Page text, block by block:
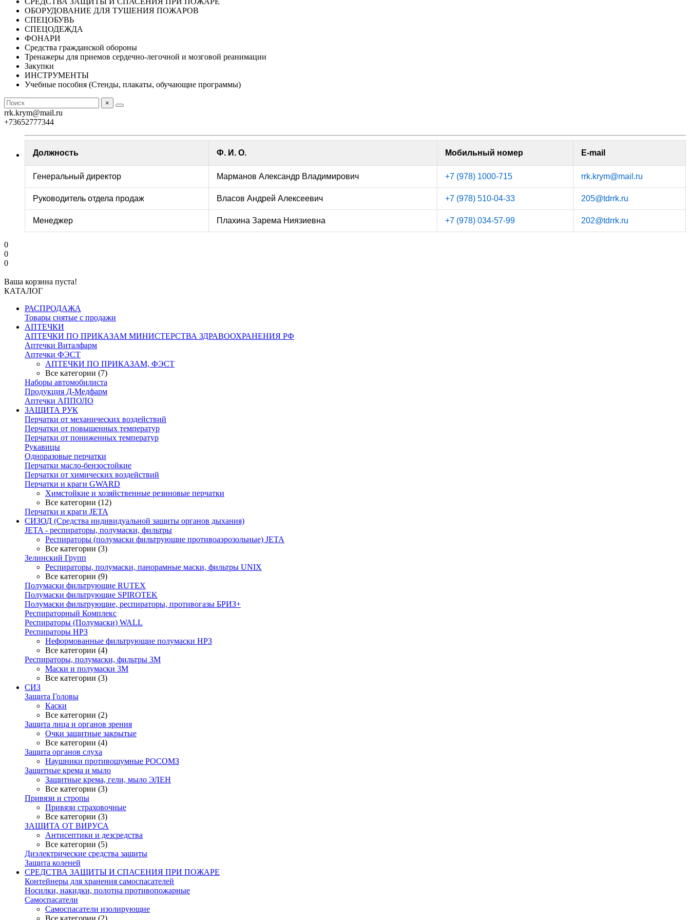
ОБОРУДОВАНИЕ ДЛЯ ТУШЕНИЯ ПОЖАРОВ
СПЕЦОБУВЬ
СПЕЦОДЕЖДА
ФОНАРИ
Средства гражданской обороны
Тренажеры для приемов сердечно-легочной и мозговой реанимации
Закупки
ИНСТРУМЕНТЫ
Учебные пособия (Стенды, плакаты, обучающие программы)
×
rrk.krym@mail.ru
+73652777344
Должность Ф. И. О. Мобильный номер E‑mail
Генеральный директор Марманов Александр Владимирович +7 (978) 1000-715 rrk.krym@mail.ru
Руководитель отдела продаж Власов Андрей Алексеевич +7 (978) 510-04-33 205@tdrrk.ru
Менеджер Плахина Зарема Ниязиевна +7 (978) 034-57-99 202@tdrrk.ru
0
0
0
Ваша корзина пуста!
КАТАЛОГ
РАСПРОДАЖА
Товары снятые с продажи
АПТЕЧКИ
АПТЕЧКИ ПО ПРИКАЗАМ МИНИСТЕРСТВА ЗДРАВООХРАНЕНИЯ РФ
Аптечки Виталфарм
Аптечки ФЭСТ
АПТЕЧКИ ПО ПРИКАЗАМ, ФЭСТ
Все категории (7)
Наборы автомобилиста
Продукция Д-Медфарм
Аптечки АППОЛО
ЗАЩИТА РУК
Перчатки от механических воздействий
Перчатки от повышенных температур
Перчатки от пониженных температур
Рукавицы
Одноразовые перчатки
Перчатки масло-бензостойкие
Перчатки от химических воздействий
Перчатки и краги GWARD
Химстойкие и хозяйственные резиновые перчатки
Все категории (12)
Перчатки и краги JETA
СИЗОД (Средства индивидуальной защиты органов дыхания)
JETA - респираторы, полумаски, фильтры
Респираторы (полумаски фильтрующие противоаэрозольные) JETA
Все категории (3)
Зелинский Групп
Респираторы, полумаски, панорамные маски, фильтры UNIX
Все категории (9)
Полумаски фильтрующие RUTEX
Полумаски фильтрующие SPIROTEK
Полумаски фильтрующие, респираторы, противогазы БРИЗ+
Респираторный Комплекс
Респираторы (Полумаски) WALL
Респираторы НРЗ
Неформованные фильтрующие полумаски НРЗ
Все категории (4)
Респираторы, полумаски, фильтры 3М
Маски и полумаски 3М
Все категории (3)
СИЗ
Защита Головы
Каски
Все категории (2)
Защита лица и органов зрения
Очки защитные закрытые
Все категории (4)
Защита органов слуха
Наушники противошумные РОСОМЗ
Защитные крема и мыло
Защитные крема, гели, мыло ЭЛЕН
Все категории (3)
Привязи и стропы
Привязи страховочные
Все категории (3)
ЗАЩИТА ОТ ВИРУСА
Антисептики и дезсредства
Все категории (5)
Диэлектрические средства защиты
Защита коленей
СРЕДСТВА ЗАЩИТЫ И СПАСЕНИЯ ПРИ ПОЖАРЕ
Контейнеры для хранения самоспасателей
Носилки, накидки, полотна противопожарные
Самоспасатели
Самоспасатели изолирующие
Все категории (2)